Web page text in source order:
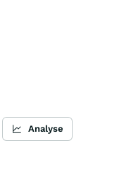
Analyse